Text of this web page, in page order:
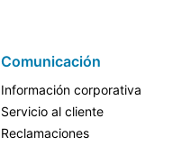
Comunicación
Información corporativa
Servicio al cliente
Reclamaciones